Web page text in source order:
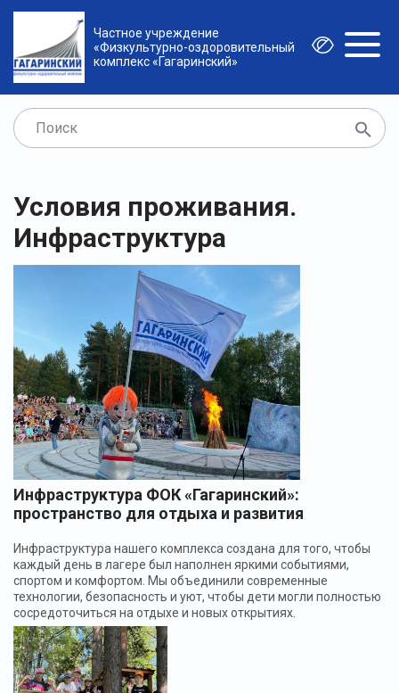
Частное учреждение
«Физкультурно-оздоровительный
комплекс «Гагаринский»
Условия проживания.
Инфраструктура
Инфраструктура ФОК «Гагаринский»:
пространство для отдыха и развития
Инфраструктура нашего комплекса создана для того, чтобы
каждый день в лагере был наполнен яркими событиями,
спортом и комфортом. Мы объединили современные
технологии, безопасность и уют, чтобы дети могли полностью
сосредоточиться на отдыхе и новых открытиях.